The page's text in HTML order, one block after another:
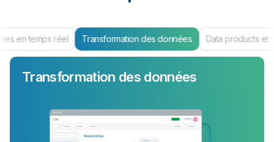
en temps réel Transformation des données Data products et
Transformation des données